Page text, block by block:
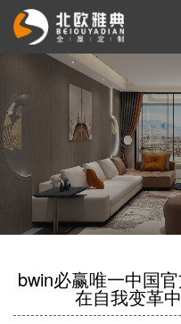
bwin必赢唯一中国
在自我变革